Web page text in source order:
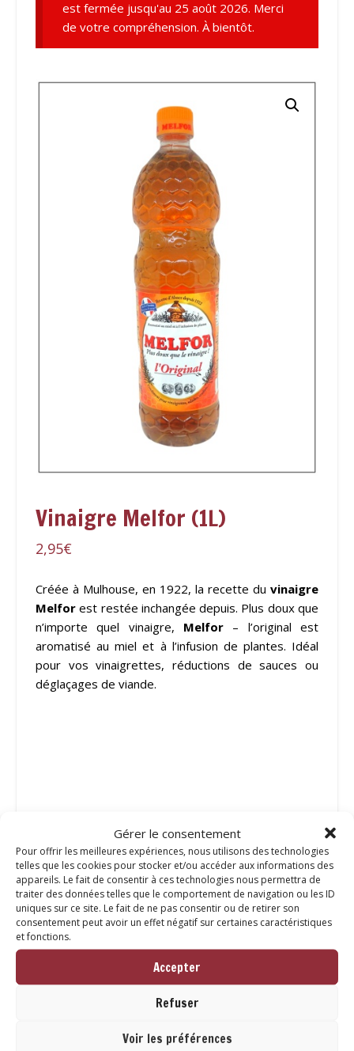
Gérer le consentement
Pour offrir les meilleures expériences, nous utilisons des technologies
telles que les cookies pour stocker et/ou accéder aux informations des
appareils. Le fait de consentir à ces technologies nous permettra de
traiter des données telles que le comportement de navigation ou les ID
uniques sur ce site. Le fait de ne pas consentir ou de retirer son
consentement peut avoir un effet négatif sur certaines caractéristiques
et fonctions.
Accepter
Refuser
Voir les préférences
est fermée jusqu'au 25 août 2026. Merci
de votre compréhension. À bientôt.
Vinaigre Melfor (1L)
2,95€
Créée à Mulhouse, en 1922, la recette du vinaigre
Melfor est restée inchangée depuis. Plus doux que
n’importe quel vinaigre, Melfor – l’original est
aromatisé au miel et à l’infusion de plantes. Idéal
pour vos vinaigrettes, réductions de sauces ou
déglaçages de viande.
Les petits +
Description
Découvrez le vinaigre Melfor, un trésor alsacien
depuis 1922 ! Conçu à Mulhouse selon une recette
inchangée, il se distingue par sa douceur inégalée